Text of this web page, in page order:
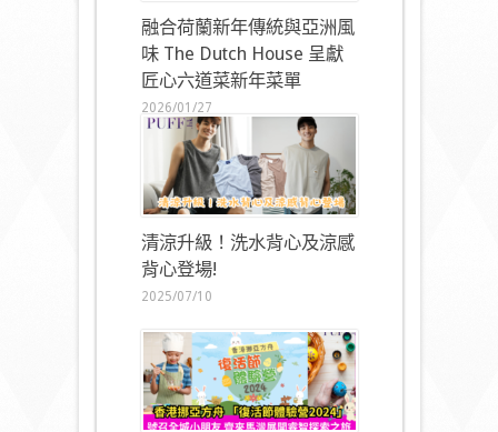
融合荷蘭新年傳統與亞洲風
味 The Dutch House 呈獻
匠心六道菜新年菜單
2026/01/27
清涼升級！洗水背心及涼感
背心登場!
2025/07/10